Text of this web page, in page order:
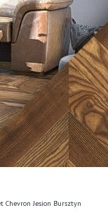
Chevron Jesion Bursztyn